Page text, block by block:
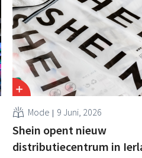
Mode 9 Juni, 2026
Shein opent nieuw
distributiecentrum in